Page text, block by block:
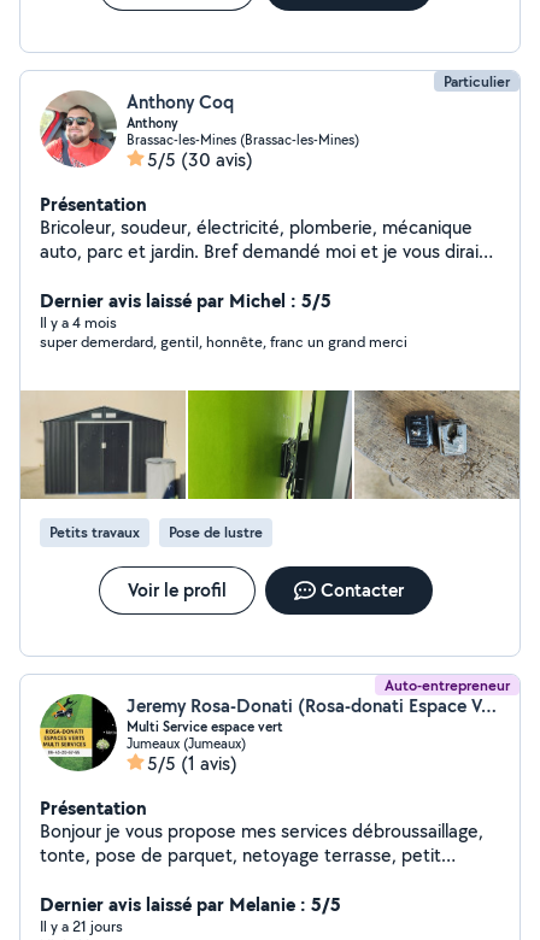
Particulier
Anthony Coq
Anthony
Brassac-les-Mines (Brassac-les-Mines)
5/5 (30 avis)
Présentation
Bricoleur, soudeur, électricité, plomberie, mécanique
auto, parc et jardin. Bref demandé moi et je vous dirais
besoin de recrée une pièce
Dernier avis laissé par Michel : 5/5
Il y a 4 mois
super demerdard, gentil, honnête, franc un grand merci
Petits travaux Pose de lustre
Voir le profil Contacter
Auto-entrepreneur
Jeremy Rosa-Donati (Rosa-donati Espace Vert Multi Service)
Multi Service espace vert
Jumeaux (Jumeaux)
5/5 (1 avis)
Présentation
Bonjour je vous propose mes services débroussaillage,
tonte, pose de parquet, netoyage terrasse, petit
par téléphone au zéro 6 43 20 57 55
Dernier avis laissé par Melanie : 5/5
Il y a 21 jours